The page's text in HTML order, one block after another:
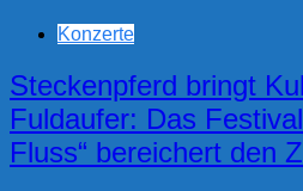
Konzerte
Steckenpferd bringt
Fuldaufer: Das
Fluss“ bereichert den